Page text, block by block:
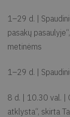
1–29 d. |
pasakų
metinėms
1–29 d. |
8 d. | 10.30 val. |
atklysta“, skirta